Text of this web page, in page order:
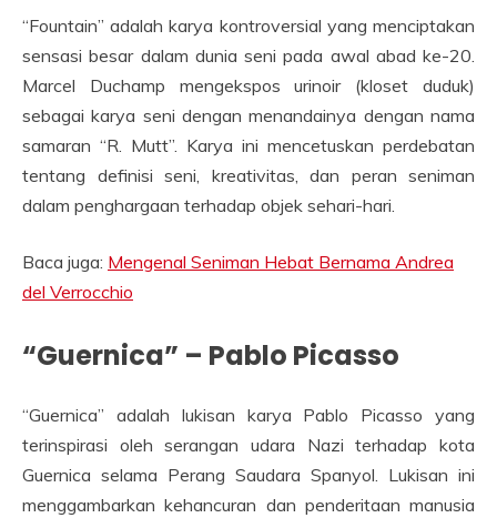
“Fountain” adalah karya kontroversial yang menciptakan
sensasi besar dalam dunia seni pada awal abad ke-20.
Marcel Duchamp mengekspos urinoir (kloset duduk)
sebagai karya seni dengan menandainya dengan nama
samaran “R. Mutt”. Karya ini mencetuskan perdebatan
tentang definisi seni, kreativitas, dan peran seniman
dalam penghargaan terhadap objek sehari-hari.
Baca juga: Mengenal Seniman Hebat Bernama Andrea
del Verrocchio
“Guernica” – Pablo Picasso
“Guernica” adalah lukisan karya Pablo Picasso yang
terinspirasi oleh serangan udara Nazi terhadap kota
Guernica selama Perang Saudara Spanyol. Lukisan ini
menggambarkan kehancuran dan penderitaan manusia